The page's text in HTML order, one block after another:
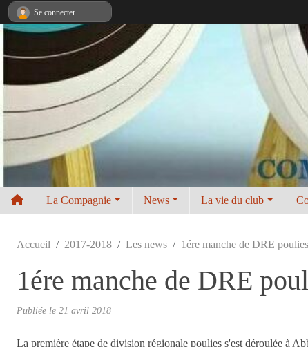
La Compagnie News La vie du club
Accueil 2017-2018 Les news 1ére manche de DRE poulies
1ére manche de DRE
Publiée le 21 avril 2018
La première étape de division régionale poulies s'est déroulée à
Se connecter
Panneau de gestion des cookies